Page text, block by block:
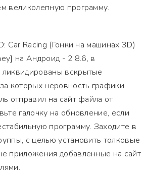
великолепную программу.
Car Racing (Гонки на машинах 3D)
на Андроид - 2.8.6, в
вскрытые
которых неровность графики.
отправил на сайт файла от
галочку на обновление, если
программу. Заходите в
с целью установить толковые
приложения добавленные на сайт